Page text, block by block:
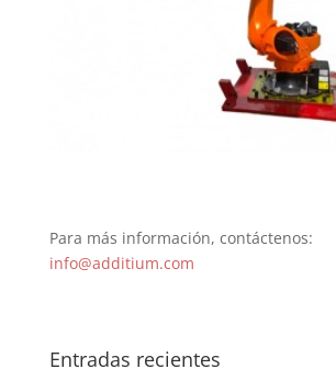
Para más información, contáctenos:
info@additium.com
Entradas recientes